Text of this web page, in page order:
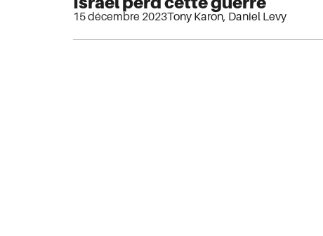
15 décembre 2023Tony Karon, Daniel Levy